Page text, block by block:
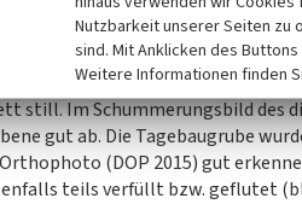
eine Wolf-Lokomobile 60 PS),
stand auf dem Werk eine
neuer Tagebau nördlich der
still. Im Schummerungsbild des
gut ab. Die Tagebaugrube
(DOP 2015) gut
teils verfüllt bzw. geflutet
Nutzbarkeit unserer Seiten zu
sind. Mit Anklicken des
Weitere Informationen finden